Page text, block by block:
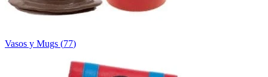
Vasos y Mugs (77)